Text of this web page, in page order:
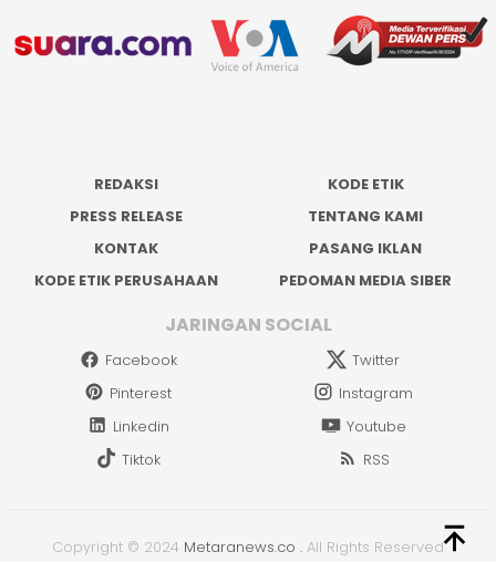
REDAKSI
KODE ETIK
PRESS RELEASE
TENTANG KAMI
KONTAK
PASANG IKLAN
KODE ETIK PERUSAHAAN
PEDOMAN MEDIA SIBER
JARINGAN SOCIAL
Facebook
Twitter
Pinterest
Instagram
Linkedin
Youtube
Tiktok
RSS
Copyright © 2024 Metaranews.co . All Rights Reserved